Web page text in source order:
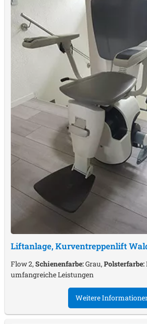
Liftanlage, Kurventreppenlift
Flow 2,Schienenfarbe:Grau,Polsterfarbe:
umfangreiche Leistungen
Weitere